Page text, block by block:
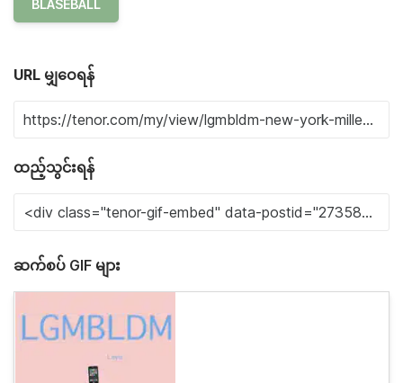
BLASEBALL
URL မျှဝေရန်
ထည့်သွင်းရန်
ဆက်စပ် GIF များ